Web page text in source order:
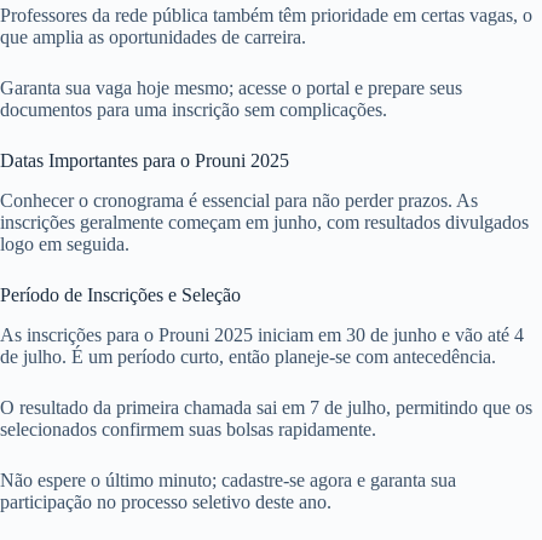
Professores da rede pública também têm prioridade em certas vagas, o
que amplia as oportunidades de carreira.
Garanta sua vaga hoje mesmo; acesse o portal e prepare seus
documentos para uma inscrição sem complicações.
Datas Importantes para o Prouni 2025
Conhecer o cronograma é essencial para não perder prazos. As
inscrições geralmente começam em junho, com resultados divulgados
logo em seguida.
Período de Inscrições e Seleção
As inscrições para o Prouni 2025 iniciam em 30 de junho e vão até 4
de julho. É um período curto, então planeje-se com antecedência.
O resultado da primeira chamada sai em 7 de julho, permitindo que os
selecionados confirmem suas bolsas rapidamente.
Não espere o último minuto; cadastre-se agora e garanta sua
participação no processo seletivo deste ano.